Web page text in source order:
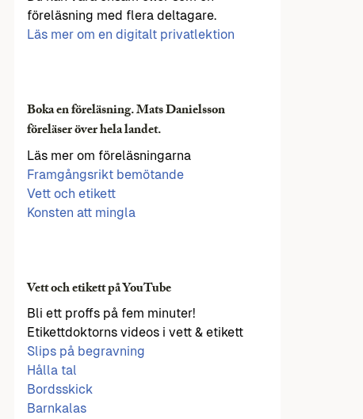
föreläsning med flera deltagare.
Läs mer om en digitalt privatlektion
Boka en föreläsning. Mats Danielsson
föreläser över hela landet.
Läs mer om föreläsningarna
Framgångsrikt bemötande
Vett och etikett
Konsten att mingla
Vett och etikett på YouTube
Bli ett proffs på fem minuter!
Etikettdoktorns videos i vett & etikett
Slips på begravning
Hålla tal
Bordsskick
Barnkalas